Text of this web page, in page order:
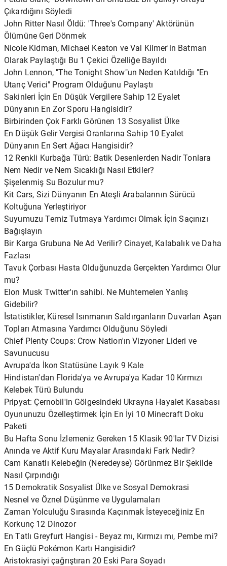
Çıkardığını Söyledi
John Ritter Nasıl Öldü: 'Three's Company' Aktörünün
Ölümüne Geri Dönmek
Nicole Kidman, Michael Keaton ve Val Kilmer'in Batman
Olarak Paylaştığı Bu 1 Çekici Özelliğe Bayıldı
John Lennon, "The Tonight Show"un Neden Katıldığı "En
Utanç Verici" Program Olduğunu Paylaştı
Sakinleri İçin En Düşük Vergilere Sahip 12 Eyalet
Dünyanın En Zor Sporu Hangisidir?
Birbirinden Çok Farklı Görünen 13 Sosyalist Ülke
En Düşük Gelir Vergisi Oranlarına Sahip 10 Eyalet
Dünyanın En Sert Ağacı Hangisidir?
12 Renkli Kurbağa Türü: Batik Desenlerden Nadir Tonlara
Nem Nedir ve Nem Sıcaklığı Nasıl Etkiler?
Şişelenmiş Su Bozulur mu?
Kit Cars, Sizi Dünyanın En Ateşli Arabalarının Sürücü
Koltuğuna Yerleştiriyor
Suyumuzu Temiz Tutmaya Yardımcı Olmak İçin Saçınızı
Bağışlayın
Bir Karga Grubuna Ne Ad Verilir? Cinayet, Kalabalık ve Daha
Fazlası
Tavuk Çorbası Hasta Olduğunuzda Gerçekten Yardımcı Olur
mu?
Elon Musk Twitter'ın sahibi. Ne Muhtemelen Yanlış
Gidebilir?
İstatistikler, Küresel Isınmanın Saldırganların Duvarları Aşan
Topları Atmasına Yardımcı Olduğunu Söyledi
Chief Plenty Coups: Crow Nation'ın Vizyoner Lideri ve
Savunucusu
Avrupa'da İkon Statüsüne Layık 9 Kale
Hindistan'dan Florida'ya ve Avrupa'ya Kadar 10 Kırmızı
Kelebek Türü Bulundu
Pripyat: Çernobil'in Gölgesindeki Ukrayna Hayalet Kasabası
Oyununuzu Özelleştirmek İçin En İyi 10 Minecraft Doku
Paketi
Bu Hafta Sonu İzlemeniz Gereken 15 Klasik 90'lar TV Dizisi
Anında ve Aktif Kuru Mayalar Arasındaki Fark Nedir?
Cam Kanatlı Kelebeğin (Neredeyse) Görünmez Bir Şekilde
Nasıl Çırpındığı
15 Demokratik Sosyalist Ülke ve Sosyal Demokrasi
Nesnel ve Öznel Düşünme ve Uygulamaları
Zaman Yolculuğu Sırasında Kaçınmak İsteyeceğiniz En
Korkunç 12 Dinozor
En Tatlı Greyfurt Hangisi - Beyaz mı, Kırmızı mı, Pembe mi?
En Güçlü Pokémon Kartı Hangisidir?
Aristokrasiyi çağrıştıran 20 Eski Para Soyadı